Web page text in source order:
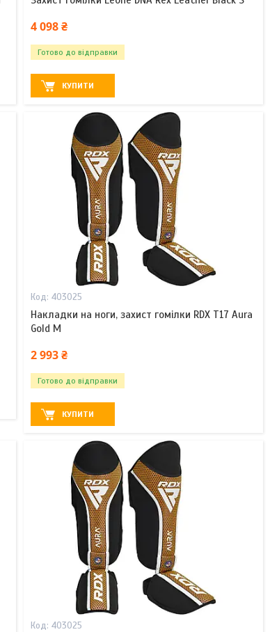
4 098 ₴
Готово до відправки
КУПИТИ
403025
Накладки на ноги, захист гомілки RDX T17 Aura
Gold M
2 993 ₴
Готово до відправки
КУПИТИ
403025